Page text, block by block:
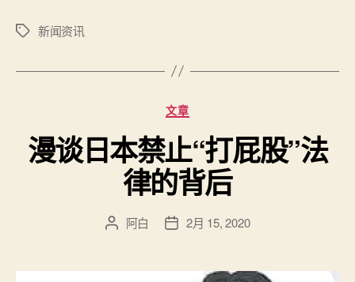
标
新闻资讯
分
类
文章
漫谈日本禁止“打屁股”法
律的背后
文
者
阿白
发
期
2月 15, 2020